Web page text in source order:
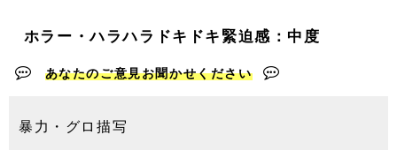
ホラー・ハラハラドキドキ緊迫感：中度
あなたのご意見お聞かせください
暴力・グロ描写